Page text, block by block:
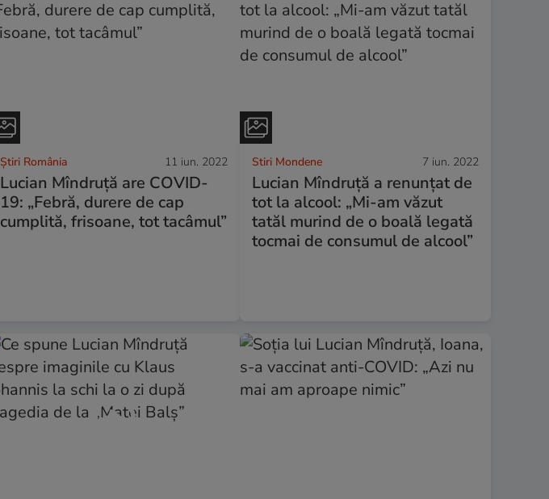
Știri România 11 iun. 2022
Lucian Mîndruță are COVID-
19: „Febră, durere de cap
cumplită, frisoane, tot tacâmul”
Stiri Mondene 7 iun. 2022
Lucian Mîndruță a renunțat de
tot la alcool: „Mi-am văzut
tatăl murind de o boală legată
tocmai de consumul de alcool”